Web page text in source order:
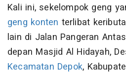
Kali ini, sekelompok geng
geng konten terlibat
lain di Jalan Pangeran
depan Masjid Al Hidayah,
Kecamatan Depok,